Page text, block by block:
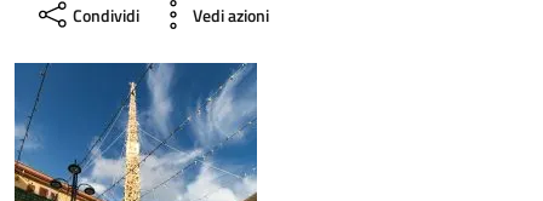
Condividi Vedi azioni